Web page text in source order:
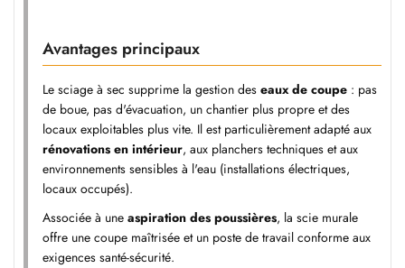
Avantages principaux
Le sciage à sec supprime la gestion des eaux de coupe : pas
de boue, pas d'évacuation, un chantier plus propre et des
locaux exploitables plus vite. Il est particulièrement adapté aux
rénovations en intérieur, aux planchers techniques et aux
environnements sensibles à l'eau (installations électriques,
locaux occupés).
Associée à une aspiration des poussières, la scie murale
offre une coupe maîtrisée et un poste de travail conforme aux
exigences santé-sécurité.